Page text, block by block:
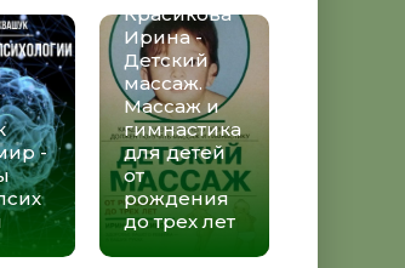
-
Красикова
Ирина -
Детский
массаж.
Массаж и
гимнастика
для детей
от
рождения
до трех лет